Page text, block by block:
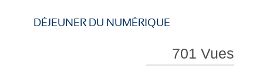
i
i
DÉJEUNER DU NUMÉRIQUE
701 Vues